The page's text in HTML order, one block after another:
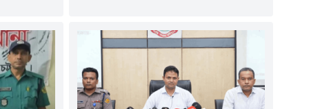
ফরেস্ট...
যুবককে কারাগারে পাঠানোর নির্দেশ দেন বিচারক।
এর আগে রেবিবার (১৯ জুলাই) রাতে অভিযুক্তকে
গ্রেপ্তার করে পুলিশ।মামলার এজাহার সূত্রে জানা
গেছে,...